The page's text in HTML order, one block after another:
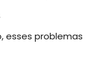
esses problemas